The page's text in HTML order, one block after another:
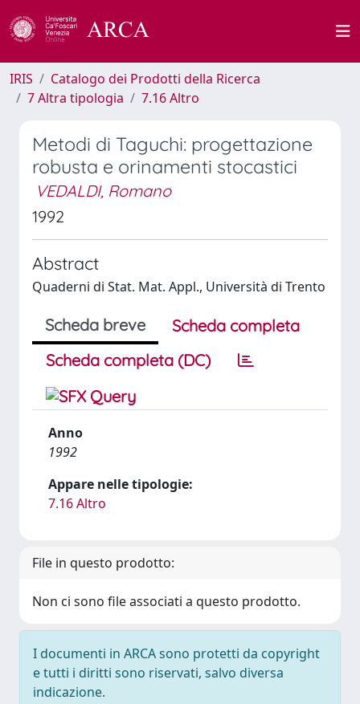
IRIS
Catalogo dei Prodotti della Ricerca
7 Altra tipologia
7.16 Altro
Metodi di Taguchi: progettazione
robusta e orinamenti stocastici
VEDALDI, Romano
1992
Abstract
Quaderni di Stat. Mat. Appl., Università di Trento
Scheda breve
Scheda completa
Scheda completa (DC)
Anno
1992
Appare nelle tipologie:
7.16 Altro
File in questo prodotto:
Non ci sono file associati a questo prodotto.
I documenti in ARCA sono protetti da copyright
e tutti i diritti sono riservati, salvo diversa
indicazione.